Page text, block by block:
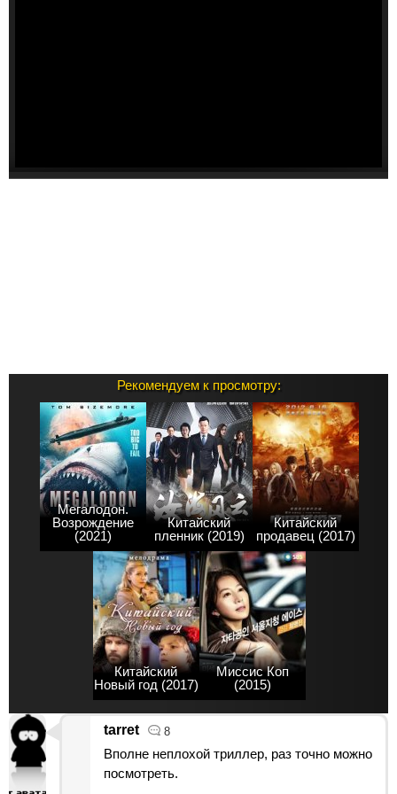
Рекомендуем к просмотру:
Мегалодон.
Возрождение
(2021)
Китайский
пленник (2019)
Китайский
продавец (2017)
Китайский
Новый год (2017)
Миссис Коп
(2015)
tarret 8
Вполне неплохой триллер, раз точно можно
посмотреть.